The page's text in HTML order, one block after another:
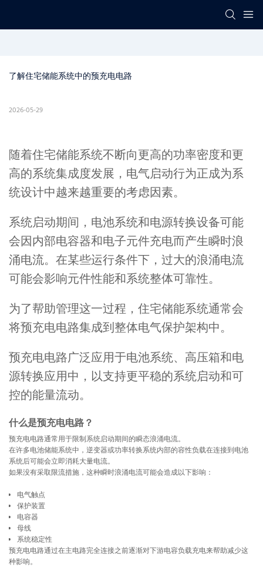
了解住宅储能系统中的预充电电路
2026-05-29
随着住宅储能系统不断向更高的功率密度和更
高的系统集成度发展，电气启动行为正成为系
统设计中越来越重要的考虑因素。
系统启动期间，电池系统和电源转换设备可能
会因内部电容器和电子元件充电而产生瞬时浪
涌电流。在某些运行条件下，过大的浪涌电流
可能会影响元件性能和系统整体可靠性。
为了帮助管理这一过程，住宅储能系统通常会
将预充电电路集成到整体电气保护架构中。
预充电电路广泛应用于电池系统、高压箱和电
源转换应用中，以支持更平稳的系统启动和可
控的能量流动。
什么是预充电电路？
预充电电路通常用于限制系统启动期间的瞬态浪涌电流。
在许多电池储能系统中，逆变器或功率转换系统内部的容性负载在连接到电池
系统后可能会立即消耗大量电流。
如果没有采取限流措施，这种瞬时浪涌电流可能会造成以下影响：
电气触点
保护装置
电容器
母线
系统稳定性
预充电电路通过在主电路完全连接之前逐渐对下游电容负载充电来帮助减少这
种影响。